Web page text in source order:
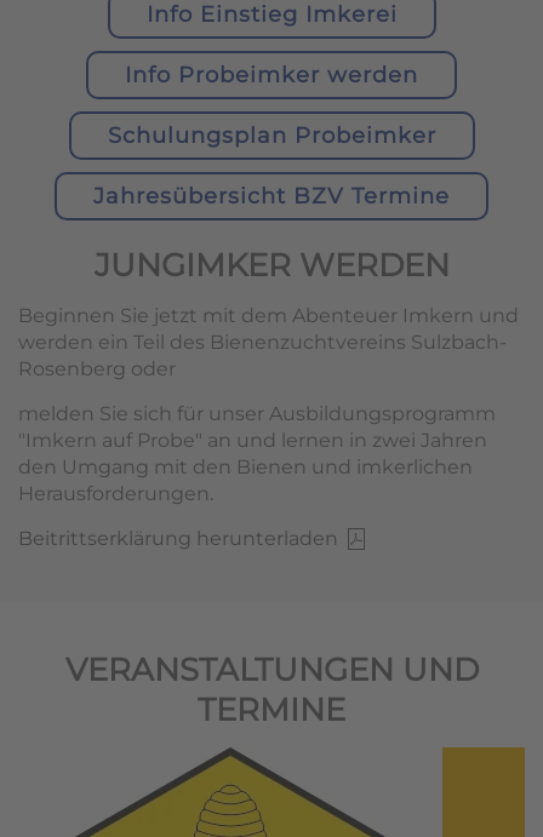
Info Einstieg Imkerei
Info Probeimker werden
Schulungsplan Probeimker
Jahresübersicht BZV Termine
JUNGIMKER WERDEN
Beginnen Sie jetzt mit dem Abenteuer Imkern und
werden ein Teil des Bienenzuchtvereins Sulzbach-
Rosenberg oder
melden Sie sich für unser Ausbildungsprogramm
"Imkern auf Probe" an und lernen in zwei Jahren
den Umgang mit den Bienen und imkerlichen
Herausforderungen.
Beitrittserklärung herunterladen
VERANSTALTUNGEN UND
TERMINE